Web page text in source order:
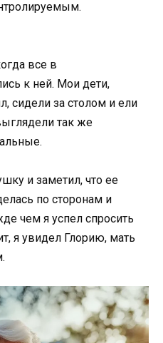
все в
к ней. Мои дети,
сидели за столом и ели
так же
и заметил, что ее
по сторонам и
чем я успел спросить
я увидел Глорию, мать